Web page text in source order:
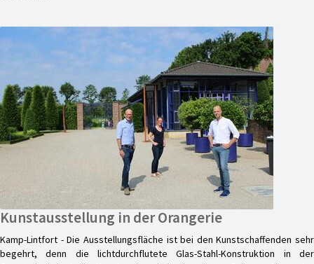
Kunstausstellung in der Orangerie
Kamp-Lintfort - Die Ausstellungsfläche ist bei den Kunstschaffenden sehr
begehrt, denn die lichtdurchflutete Glas-Stahl-Konstruktion in der